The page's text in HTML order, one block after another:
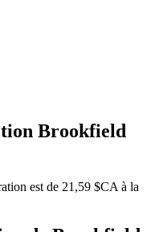
Brookfield
est de 21,59 $CA à la